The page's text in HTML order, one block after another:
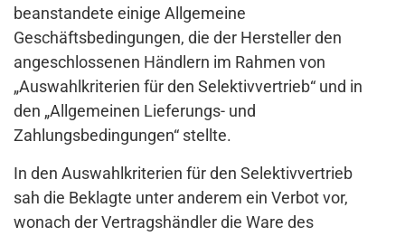
beanstandete einige Allgemeine
Geschäftsbedingungen, die der Hersteller den
angeschlossenen Händlern im Rahmen von
„Auswahlkriterien für den Selektivvertrieb“ und in
den „Allgemeinen Lieferungs- und
Zahlungsbedingungen“ stellte.
In den Auswahlkriterien für den Selektivvertrieb
sah die Beklagte unter anderem ein Verbot vor,
wonach der Vertragshändler die Ware des